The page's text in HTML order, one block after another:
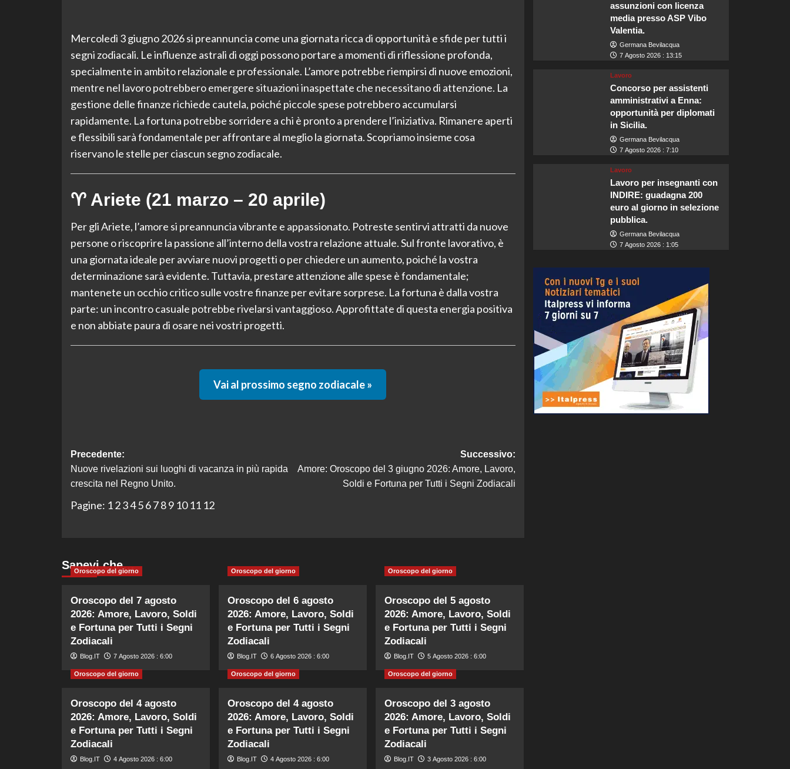
Mercoledì 3 giugno 2026 si preannuncia come una giornata ricca di opportunità e sfide per tutti i
segni zodiacali. Le influenze astrali di oggi possono portare a momenti di riflessione profonda,
specialmente in ambito relazionale e professionale. L’amore potrebbe riempirsi di nuove emozioni,
mentre nel lavoro potrebbero emergere situazioni inaspettate che necessitano di attenzione. La
gestione delle finanze richiede cautela, poiché piccole spese potrebbero accumularsi
rapidamente. La fortuna potrebbe sorridere a chi è pronto a prendere l’iniziativa. Rimanere aperti
e flessibili sarà fondamentale per affrontare al meglio la giornata. Scopriamo insieme cosa
riservano le stelle per ciascun segno zodiacale.
♈ Ariete (21 marzo – 20 aprile)
Per gli Ariete, l’amore si preannuncia vibrante e appassionato. Potreste sentirvi attratti da nuove
persone o riscoprire la passione all’interno della vostra relazione attuale. Sul fronte lavorativo, è
una giornata ideale per avviare nuovi progetti o per chiedere un aumento, poiché la vostra
determinazione sarà evidente. Tuttavia, prestare attenzione alle spese è fondamentale;
mantenete un occhio critico sulle vostre finanze per evitare sorprese. La fortuna è dalla vostra
parte: un incontro casuale potrebbe rivelarsi vantaggioso. Approfittate di questa energia positiva
e non abbiate paura di osare nei vostri progetti.
Vai al prossimo segno zodiacale »
Navigazione
articolo
Precedente:
Nuove rivelazioni sui luoghi di vacanza in più rapida
crescita nel Regno Unito.
Successivo:
Amore: Oroscopo del 3 giugno 2026: Amore, Lavoro,
Soldi e Fortuna per Tutti i Segni Zodiacali
Pagine: 1 2 34 5 6 7 8 9 10 11 12
Sapevi che…
Oroscopo del giorno
Oroscopo del 7 agosto
2026: Amore, Lavoro, Soldi
e Fortuna per Tutti i Segni
Zodiacali
Blog.IT 7 Agosto 2026 : 6:00
Oroscopo del giorno
Oroscopo del 6 agosto
2026: Amore, Lavoro, Soldi
e Fortuna per Tutti i Segni
Zodiacali
Blog.IT 6 Agosto 2026 : 6:00
Oroscopo del giorno
Oroscopo del 5 agosto
2026: Amore, Lavoro, Soldi
e Fortuna per Tutti i Segni
Zodiacali
Blog.IT 5 Agosto 2026 : 6:00
Oroscopo del giorno
Oroscopo del 4 agosto
2026: Amore, Lavoro, Soldi
e Fortuna per Tutti i Segni
Zodiacali
Blog.IT 4 Agosto 2026 : 6:00
Oroscopo del giorno
Oroscopo del 4 agosto
2026: Amore, Lavoro, Soldi
e Fortuna per Tutti i Segni
Zodiacali
Blog.IT 4 Agosto 2026 : 6:00
Oroscopo del giorno
Oroscopo del 3 agosto
2026: Amore, Lavoro, Soldi
e Fortuna per Tutti i Segni
Zodiacali
Blog.IT 3 Agosto 2026 : 6:00
assunzioni con licenza
media presso ASP Vibo
Valentia.
Germana Bevilacqua
7 Agosto 2026 : 13:15
Lavoro
Concorso per assistenti
amministrativi a Enna:
opportunità per diplomati
in Sicilia.
Germana Bevilacqua
7 Agosto 2026 : 7:10
Lavoro
Lavoro per insegnanti con
INDIRE: guadagna 200
euro al giorno in selezione
pubblica.
Germana Bevilacqua
7 Agosto 2026 : 1:05